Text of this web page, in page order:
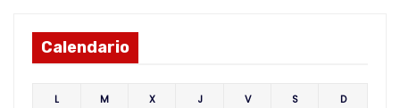
Calendario
L M X J V S D